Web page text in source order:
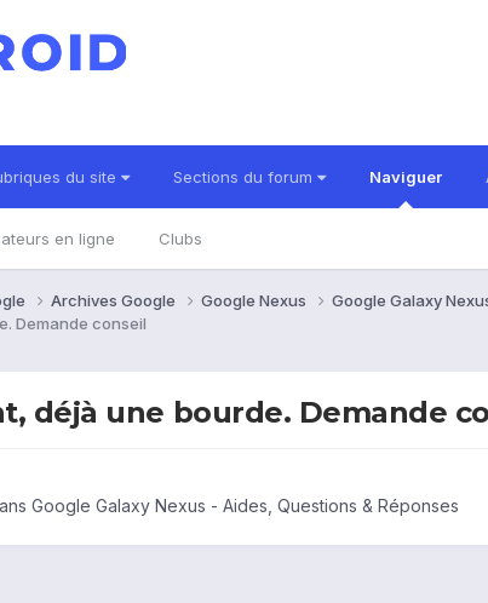
du site Sections du forum Naviguer
en ligne Clubs
Archives Google Google Nexus Google Galaxy
Demande conseil
déjà une bourde. Demande
Google Galaxy Nexus - Aides, Questions & Réponses